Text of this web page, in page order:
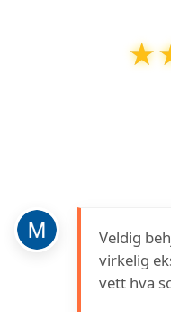
Veldig
virkelig
vett hva